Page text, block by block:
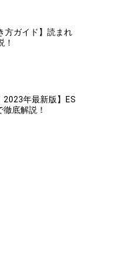
方ガイド】読まれ
！
2023年最新版】ES
底解説！